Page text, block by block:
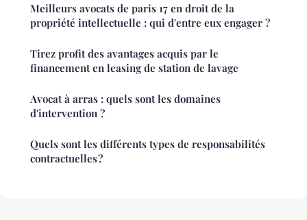
Meilleurs avocats de paris 17 en droit de la
propriété intellectuelle : qui d'entre eux engager ?
Tirez profit des avantages acquis par le
financement en leasing de station de lavage
Avocat à arras : quels sont les domaines
d'intervention ?
Quels sont les différents types de responsabilités
contractuelles ?